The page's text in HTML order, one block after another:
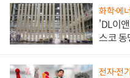
화학·에
'DL이
스코
전자·전